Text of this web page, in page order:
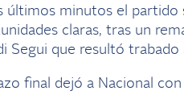
últimos minutos el partido
claras, tras un
Segui que resultó trabado
final dejó a Nacional